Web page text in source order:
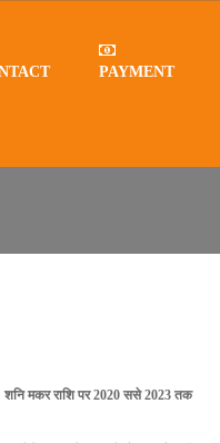
PAYMENT
शनि मकर राशि पर 2020 ससे 2023 तक